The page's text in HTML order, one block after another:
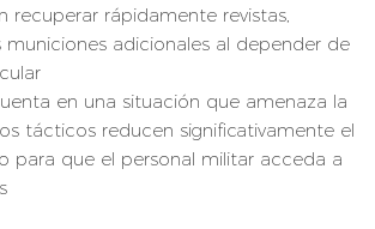
recuperar rápidamente revistas,
municiones adicionales al depender de
en una situación que amenaza la
tácticos reducen significativamente el
para que el personal militar acceda a